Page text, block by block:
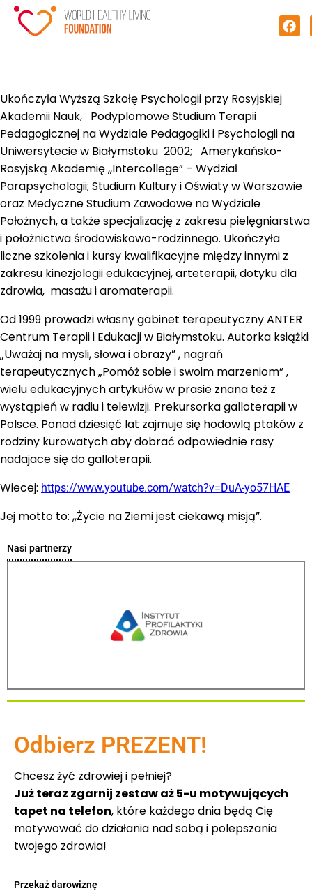
Ukończyła Wyższą Szkołę Psychologii przy Rosyjskiej
Akademii Nauk, Podyplomowe Studium Terapii
Pedagogicznej na Wydziale Pedagogiki i Psychologii na
Uniwersytecie w Białymstoku 2002; Amerykańsko-
Rosyjską Akademię ,,Intercollege” – Wydział
Parapsychologii; Studium Kultury i Oświaty w Warszawie
oraz Medyczne Studium Zawodowe na Wydziale
Położnych, a także specjalizację z zakresu pielęgniarstwa
i położnictwa środowiskowo-rodzinnego. Ukończyła
liczne szkolenia i kursy kwalifikacyjne między innymi z
zakresu kinezjologii edukacyjnej, arteterapii, dotyku dla
zdrowia, masażu i aromaterapii.
Od 1999 prowadzi własny gabinet terapeutyczny ANTER
Centrum Terapii i Edukacji w Białymstoku. Autorka książki
„Uważaj na mysli, słowa i obrazy” , nagrań
terapeutycznych „Pomóż sobie i swoim marzeniom” ,
wielu edukacyjnych artykułów w prasie znana też z
wystąpień w radiu i telewizji. Prekursorka galloterapii w
Polsce. Ponad dziesięć lat zajmuje się hodowlą ptaków z
rodziny kurowatych aby dobrać odpowiednie rasy
nadajace się do galloterapii.
Wiecej: https://www.youtube.com/watch?v=DuA-yo57HAE
Jej motto to: ,,Życie na Ziemi jest ciekawą misją”.
Nasi partnerzy
Odbierz PREZENT!
Chcesz żyć zdrowiej i pełniej?
Już teraz zgarnij zestaw aż 5-u motywujących
tapet na telefon, które każdego dnia będą Cię
motywować do działania nad sobą i polepszania
twojego zdrowia!
Przekaż darowiznę